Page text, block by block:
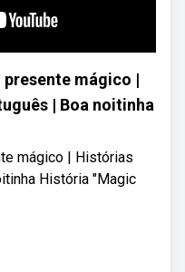
mágico |
| Boa noitinha
mágico | Histórias
História "Magic